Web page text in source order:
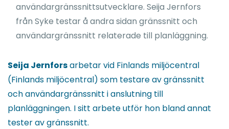
användargränssnittsutvecklare. Seija Jernfors
från Syke testar å andra sidan gränssnitt och
användargränssnitt relaterade till planläggning.
Seija Jernforsarbetar vid Finlands miljöcentral
(Finlands miljöcentral) som testare av gränssnitt
och användargränssnitt i anslutning till
planläggningen. I sitt arbete utför hon bland annat
tester av gränssnitt.